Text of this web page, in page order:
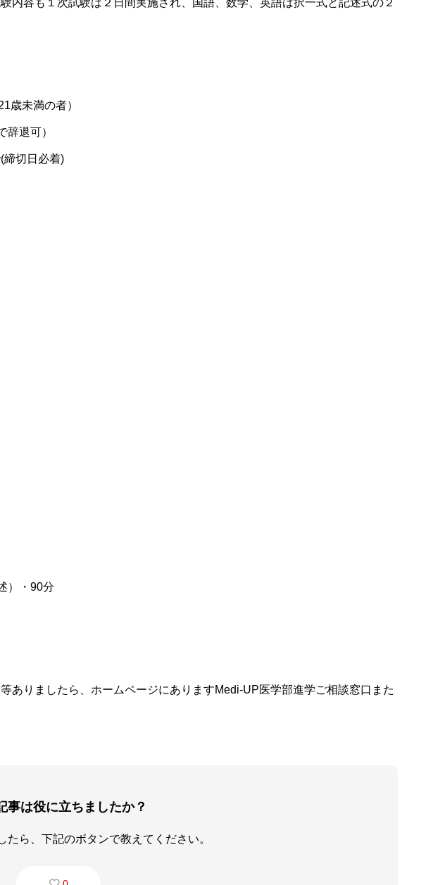
内容も１次試験は２日間実施され、国語、数学、英語は択一式と記述式の２
歳未満の者）
退可）
締切日必着)
）・90分
ありましたら、ホームページにありますMedi-UP医学部進学ご相談窓口また
事は役に立ちましたか？
たら、下記のボタンで教えてください。